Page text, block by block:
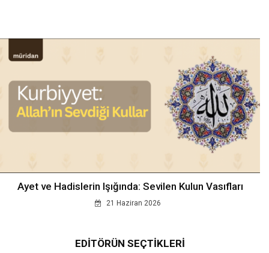
Ayet ve Hadislerin Işığında: Sevilen Kulun Vasıfları
21 Haziran 2026
EDİTÖRÜN SEÇTİKLERİ